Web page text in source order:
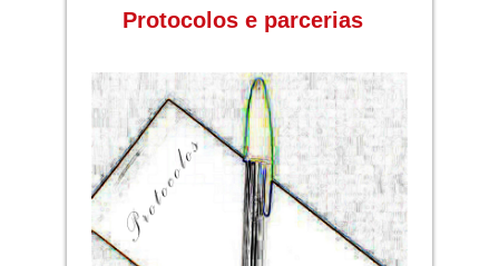
Protocolos e parcerias